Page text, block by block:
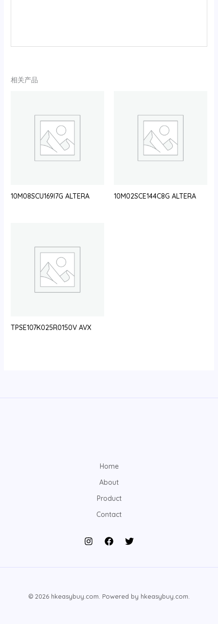
相关产品
10M08SCU169I7G ALTERA 10M02SCE144C8G ALTERA
TPSE107K025R0150V AVX
Home
About
Product
Contact
© 2026 hkeasybuy.com. Powered by hkeasybuy.com.